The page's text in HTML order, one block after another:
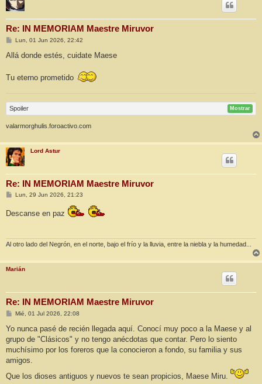
Re: IN MEMORIAM Maestre Miruvor
M
n
e
Lun, 01 Jun 2026, 22:42
Allá donde estés, cuidate Maese
Tu eterno prometido
Spoiler Mostrar
valarmorghulis.foroactivo.com
Lord Astur
Re: IN MEMORIAM Maestre Miruvor
M
s
Lun, 29 Jun 2026, 21:23
Descanse en paz
Al otro lado del Negrón, en el norte, bajo el frío y la lluvia, entre la niebla y la humedad...
Marián
Re: IN MEMORIAM Maestre Miruvor
M
n
a
j
Mié, 01 Jul 2026, 22:08
Yo nunca pasé de recién llegada aquí. Conocí muy poco a la Maese y al
grupo de "Clásicos" y no tengo anécdotas que contar. Pero lo siento
muchísimo por los foreros que la conocieron a fondo, su familia y sus
amigos.
Que los dioses antiguos y nuevos te sean propicios, Maese Miru.